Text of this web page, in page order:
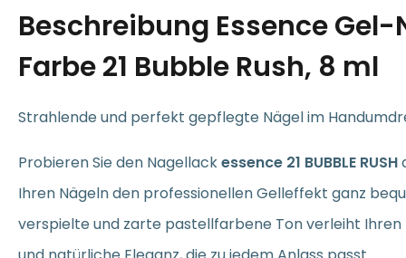
Beschreibung Essence
Farbe 21 Bubble Rush, 8 ml
Strahlende und perfekt gepflegte Nägel im
Probieren Sie den Nagellackessence 21 BUBBLE RUSH
Ihren Nägeln den professionellen Gelleffekt ganz
verspielte und zarte pastellfarbene Ton verleiht Ihren